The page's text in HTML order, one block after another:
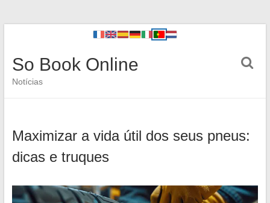
So Book Online
Notícias
Maximizar a vida útil dos seus pneus:
dicas e truques